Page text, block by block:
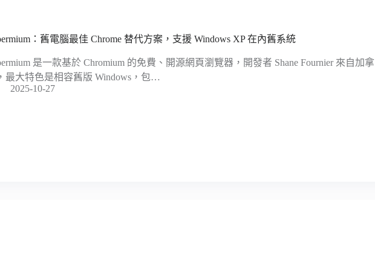
：舊電腦最佳 Chrome 替代方案，支援 Windows XP 在內舊系統
是一款基於 Chromium 的免費、開源網頁瀏覽器，開發者 Shane Fournier 來自加拿
最大特色是相容舊版 Windows，包…
2025-10-27